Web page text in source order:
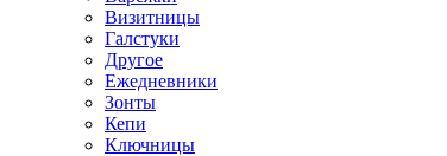
Визитницы
Галстуки
Другое
Ежедневники
Зонты
Кепи
Ключницы